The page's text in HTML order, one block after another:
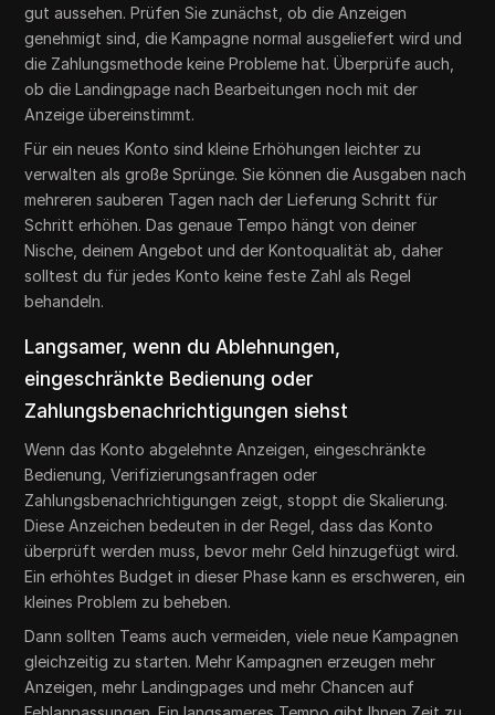
gut aussehen. Prüfen Sie zunächst, ob die Anzeigen
genehmigt sind, die Kampagne normal ausgeliefert wird und
die Zahlungsmethode keine Probleme hat. Überprüfe auch,
ob die Landingpage nach Bearbeitungen noch mit der
Anzeige übereinstimmt.
Für ein neues Konto sind kleine Erhöhungen leichter zu
verwalten als große Sprünge. Sie können die Ausgaben nach
mehreren sauberen Tagen nach der Lieferung Schritt für
Schritt erhöhen. Das genaue Tempo hängt von deiner
Nische, deinem Angebot und der Kontoqualität ab, daher
solltest du für jedes Konto keine feste Zahl als Regel
behandeln.
Langsamer, wenn du Ablehnungen,
eingeschränkte Bedienung oder
Zahlungsbenachrichtigungen siehst
Wenn das Konto abgelehnte Anzeigen, eingeschränkte
Bedienung, Verifizierungsanfragen oder
Zahlungsbenachrichtigungen zeigt, stoppt die Skalierung.
Diese Anzeichen bedeuten in der Regel, dass das Konto
überprüft werden muss, bevor mehr Geld hinzugefügt wird.
Ein erhöhtes Budget in dieser Phase kann es erschweren, ein
kleines Problem zu beheben.
Dann sollten Teams auch vermeiden, viele neue Kampagnen
gleichzeitig zu starten. Mehr Kampagnen erzeugen mehr
Anzeigen, mehr Landingpages und mehr Chancen auf